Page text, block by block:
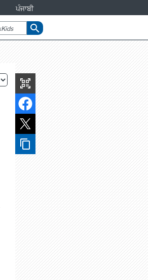
ਪੰਜਾਬੀ
search
qr_code_scanner
content_copy